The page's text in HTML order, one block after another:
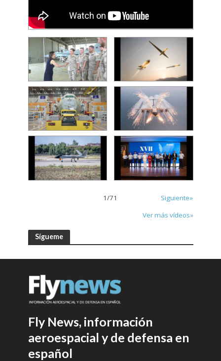
1/71
Siguiente»
Ver más vídeos»
Sígueme
Fly News, información
aeroespacial y de defensa en
español